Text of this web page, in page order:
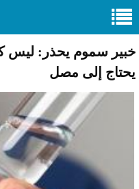
خبير سموم يحذر: ليس
يحتاج إلى مصل